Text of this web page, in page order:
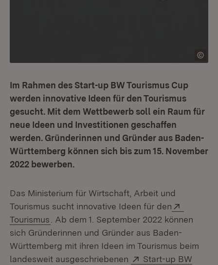
Im Rahmen des Start-up BW Tourismus Cup
werden innovative Ideen für den Tourismus
gesucht. Mit dem Wettbewerb soll ein Raum für
neue Ideen und Investitionen geschaffen
werden. Gründerinnen und Gründer aus Baden-
Württemberg können sich bis zum 15. November
2022 bewerben.
Das Ministerium für Wirtschaft, Arbeit und
Tourismus sucht innovative Ideen für den
Tourismus (Öffnet in neuem Fenster)
. Ab dem 1. September 2022 können
sich Gründerinnen und Gründer aus Baden-
Württemberg mit ihren Ideen im Tourismus beim
landesweit ausgeschriebenen
Extern:
Start-up BW